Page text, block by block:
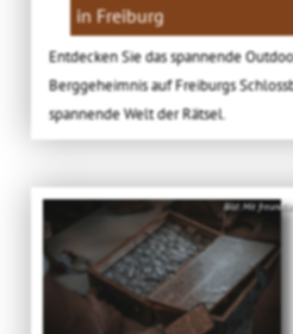
in Freiburg
Entdecken Sie das spannende
Berggeheimnis auf Freiburgs
spannende Welt der Rätsel.
Bild: Mit